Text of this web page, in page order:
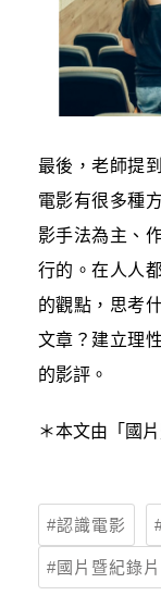
最後，老師提
電影有很多種
影手法為主、
行的。在人人
的觀點，思考
文章？建立理
的影評。
＊本文由「國
認識電影
國片暨紀錄